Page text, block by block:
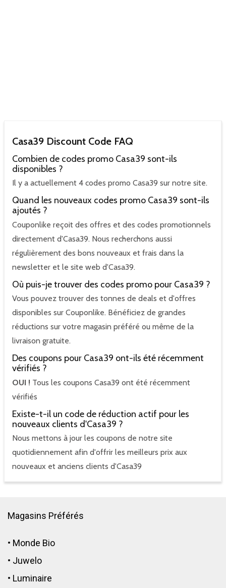
Casa39 Discount Code FAQ
Combien de codes promo Casa39 sont-ils
disponibles ?
Il y a actuellement 4 codes promo Casa39 sur notre site.
Quand les nouveaux codes promo Casa39 sont-ils
ajoutés ?
Couponlike reçoit des offres et des codes promotionnels
directement d'Casa39. Nous recherchons aussi
régulièrement des bons nouveaux et frais dans la
newsletter et le site web d'Casa39.
Où puis-je trouver des codes promo pour Casa39 ?
Vous pouvez trouver des tonnes de deals et d'offres
disponibles sur Couponlike. Bénéficiez de grandes
réductions sur votre magasin préféré ou même de la
livraison gratuite.
Des coupons pour Casa39 ont-ils été récemment
vérifiés ?
OUI ! Tous les coupons Casa39 ont été récemment
vérifiés
Existe-t-il un code de réduction actif pour les
nouveaux clients d'Casa39 ?
Nous mettons à jour les coupons de notre site
quotidiennement afin d'offrir les meilleurs prix aux
nouveaux et anciens clients d'Casa39
Magasins Préférés
• Monde Bio
• Juwelo
• Luminaire